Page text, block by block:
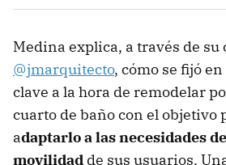
Medina explica, a través de
@jmarquitecto, cómo se fijó
clave a la hora de remodelar
cuarto de baño con el
adaptarlo a las necesidades
movilidad de sus usuarios.